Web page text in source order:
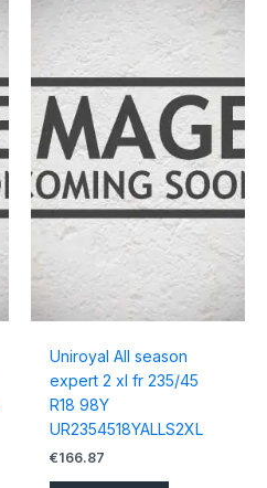
Uniroyal All season
expert 2 xl fr 235/45
R18 98Y
UR2354518YALLS2XL
€166.87